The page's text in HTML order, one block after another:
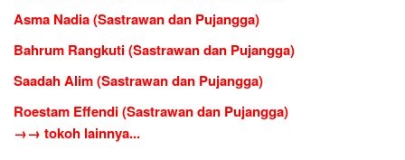
Asma Nadia (Sastrawan dan Pujangga)
Bahrum Rangkuti (Sastrawan dan Pujangga)
Saadah Alim (Sastrawan dan Pujangga)
Roestam Effendi (Sastrawan dan Pujangga)
→→ tokoh lainnya...